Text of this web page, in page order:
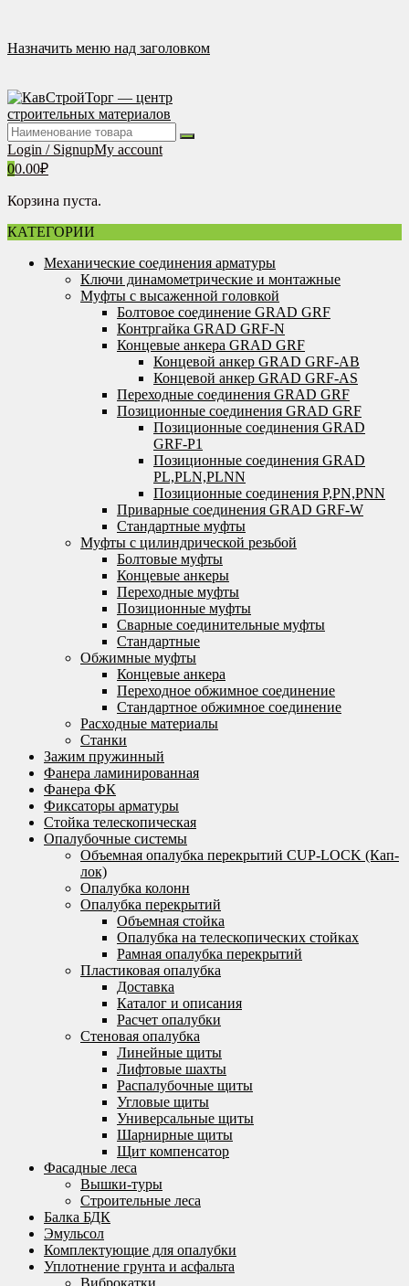
содержимому
Назначить меню над заголовком
Login / SignupMy account
00.00₽
Корзина пуста.
КАТЕГОРИИ
Механические соединения арматуры
Ключи динамометрические и монтажные
Муфты с высаженной головкой
Болтовое соединение GRAD GRF
Контргайка GRAD GRF-N
Концевые анкера GRAD GRF
Концевой анкер GRAD GRF-AB
Концевой анкер GRAD GRF-AS
Переходные соединения GRAD GRF
Позиционные соединения GRAD GRF
Позиционные соединения GRAD
GRF-P1
Позиционные соединения GRAD
PL,PLN,PLNN
Позиционные соединения P,PN,PNN
Приварные соединения GRAD GRF-W
Стандартные муфты
Муфты с цилиндрической резьбой
Болтовые муфты
Концевые анкеры
Переходные муфты
Позиционные муфты
Сварные соединительные муфты
Стандартные
Обжимные муфты
Концевые анкера
Переходное обжимное соединение
Стандартное обжимное соединение
Расходные материалы
Станки
Зажим пружинный
Фанера ламинированная
Фанера ФК
Фиксаторы арматуры
Стойка телескопическая
Опалубочные системы
Объемная опалубка перекрытий CUP-LOCK (Кап-
лок)
Опалубка колонн
Опалубка перекрытий
Объемная стойка
Опалубка на телескопических стойках
Рамная опалубка перекрытий
Пластиковая опалубка
Доставка
Каталог и описания
Расчет опалубки
Стеновая опалубка
Линейные щиты
Лифтовые шахты
Распалубочные щиты
Угловые щиты
Универсальные щиты
Шарнирные щиты
Щит компенсатор
Фасадные леса
Вышки-туры
Строительные леса
Балка БДК
Эмульсол
Комплектующие для опалубки
Уплотнение грунта и асфальта
Виброкатки